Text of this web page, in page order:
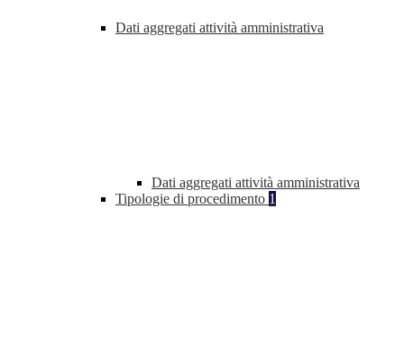
Dati aggregati attività amministrativa
Dati aggregati attività amministrativa
Tipologie di procedimento 1